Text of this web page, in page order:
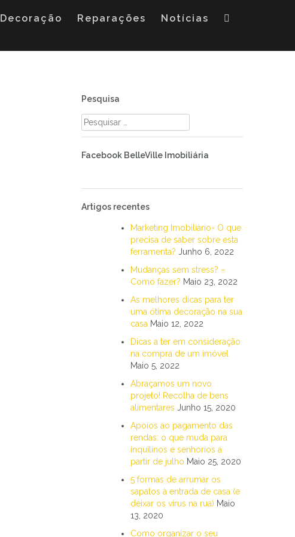
Decoração Reparações Notícias
Pesquisa
Pesquisar
por:
Facebook BelleVille Imobiliária
Artigos recentes
Marketing Imobiliário- O que
precisa de saber sobre esta
ferramenta? Junho 6, 2022
Mudanças sem stress? –
Como fazer? Maio 23, 2022
As melhores dicas para ter
uma ótima decoração na sua
casa Maio 12, 2022
Dicas a ter em consideração
na compra de um imóvel
Maio 5, 2022
Abraçamos um novo
projeto! Recolha de bens
alimentares Junho 15, 2020
Apoios ao pagamento das
rendas: o que muda para
inquilinos e senhorios a
partir de julho Maio 25, 2020
5 formas de arrumar os
sapatos à entrada de casa (e
deixar os vírus na rua) Maio
13, 2020
Como organizar o seu